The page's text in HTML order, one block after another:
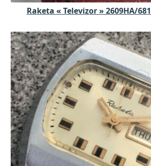
Raketa « Televizor » 2609HA/